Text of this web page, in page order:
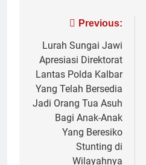
Navigasi
pos
Previous:
Lurah Sungai Jawi
Apresiasi Direktorat
Lantas Polda Kalbar
Yang Telah Bersedia
Jadi Orang Tua Asuh
Bagi Anak-Anak
Yang Beresiko
Stunting di
Wilayahnya